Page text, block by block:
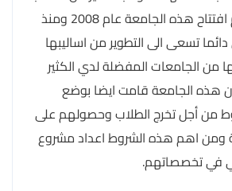
وبشكل سنوي وتم افتتاح هذه الجامعة عام 2008 ومنذ
تسعى الى التطوير من اساليبها
من الجامعات المفضلة لدي الكثير
هذه الجامعة قامت ايضا بوضع
من أجل تخرج الطلاب وحصولهم على
ومن اهم هذه الشروط اعداد مشروع
في تخصصاتهم.